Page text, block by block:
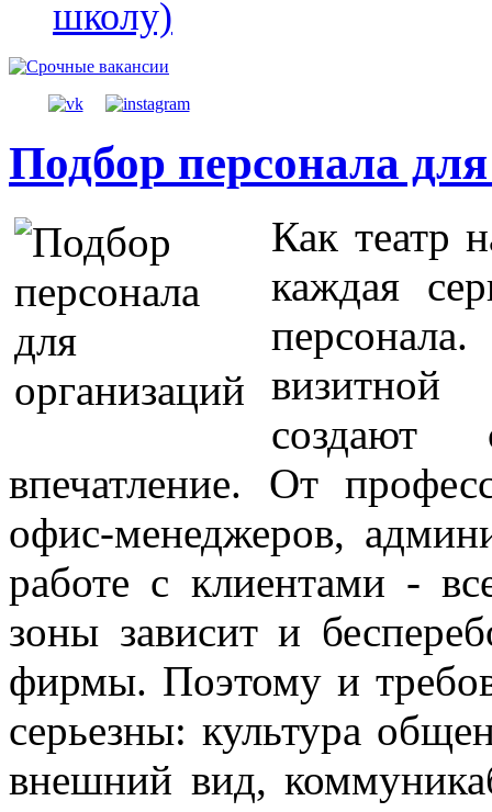
школу)
Подбор персонала
Как театр
каждая
создают
впечатление. От
офис-менеджеров,
работе с клиентами -
зоны зависит и
фирмы. Поэтому и
серьезны: культура
внешний вид,